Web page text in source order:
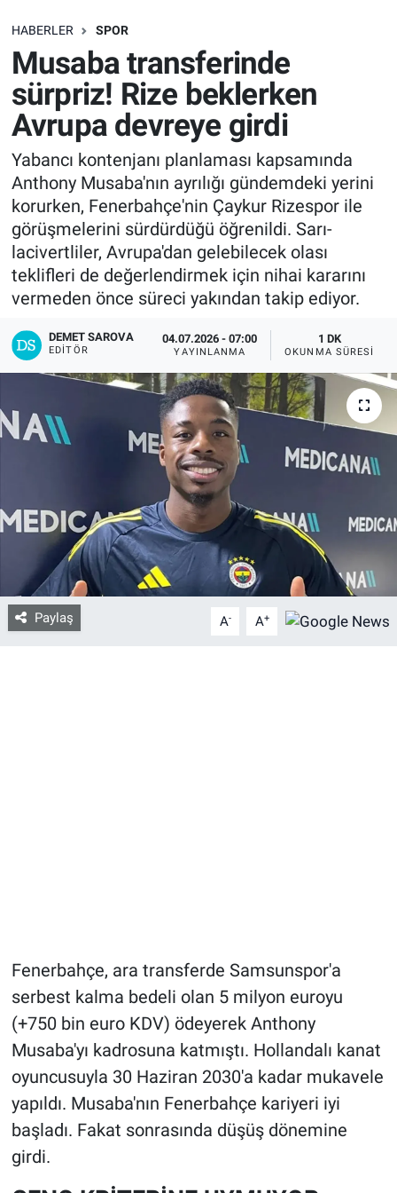
HABERLER SPOR
Musaba transferinde
sürpriz! Rize beklerken
Avrupa devreye girdi
Yabancı kontenjanı planlaması kapsamında
Anthony Musaba'nın ayrılığı gündemdeki yerini
korurken, Fenerbahçe'nin Çaykur Rizespor ile
görüşmelerini sürdürdüğü öğrenildi. Sarı-
lacivertliler, Avrupa'dan gelebilecek olası
teklifleri de değerlendirmek için nihai kararını
vermeden önce süreci yakından takip ediyor.
DEMET SAROVA
EDITÖR
04.07.2026 - 07:00
YAYINLANMA
1 DK
OKUNMA SÜRESI
Paylaş A- A+
Fenerbahçe, ara transferde Samsunspor'a
serbest kalma bedeli olan 5 milyon euroyu
(+750 bin euro KDV) ödeyerek Anthony
Musaba'yı kadrosuna katmıştı. Hollandalı kanat
oyuncusuyla 30 Haziran 2030'a kadar mukavele
yapıldı. Musaba'nın Fenerbahçe kariyeri iyi
başladı. Fakat sonrasında düşüş dönemine
girdi.
SAĞLIK
EKONOMİ
EĞİTİM
ÖZEL HABER
Keşfet
ASTROLOJİ
MANŞET
RESMİ İLANLAR
Bize ulaşın
Yaşam
Gözden Kaçmasın
İletişim (Künye)